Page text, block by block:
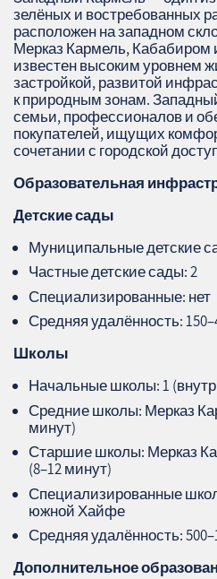
зелёных и востребованных
расположен на западном
Мерказ Кармель, Кабабиром
известен высоким уровнем
застройкой, развитой
к природным зонам.
семьи, профессионалов и
покупателей, ищущих
сочетании с городской
Образовательная
Детские сады
Муниципальные детские
Частные детские сады: 2
Специализированные: нет
Средняя удалённость:
Школы
Начальные школы: 1
Средние школы: Мерказ
минут)
Старшие школы: Мерказ
(8–12 минут)
Специализированные
южной Хайфе
Средняя удалённость:
Дополнительное